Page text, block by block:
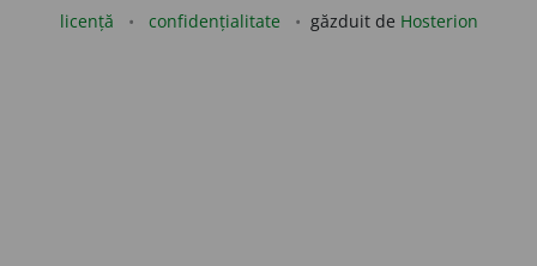
licență confidențialitate găzduit de Hosterion